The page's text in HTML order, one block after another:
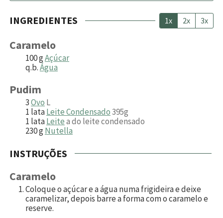
INGREDIENTES 1x 2x 3x
Caramelo
100gAçúcar
q.b.Água
Pudim
3Ovo L
1 lataLeite Condensado395g
1 lataLeitea do leite condensado
230gNutella
INSTRUÇÕES
Caramelo
Coloque o açúcar e a água numa frigideira e deixe
caramelizar, depois barre a forma com o caramelo e
reserve.